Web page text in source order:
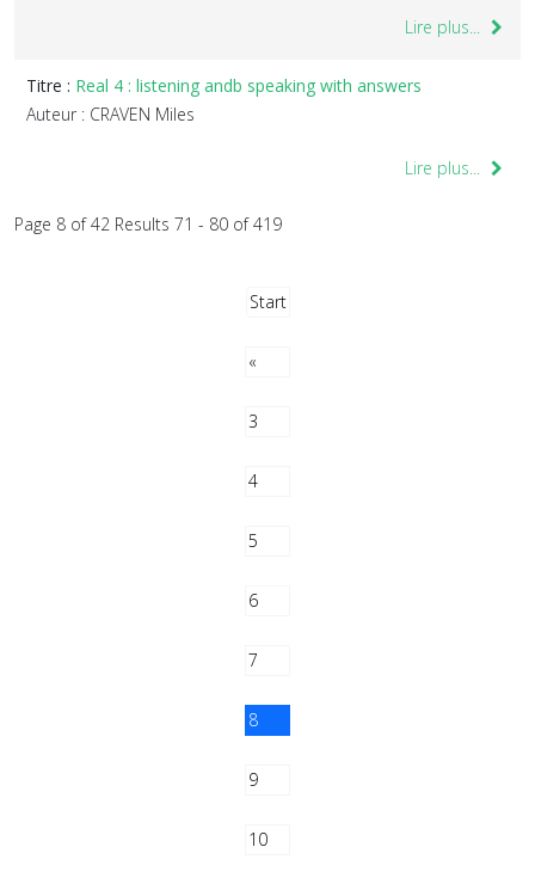
Lire plus...
Titre : Real 4 : listening andb speaking with answers
Auteur : CRAVEN Miles
Lire plus...
Page 8 of 42 Results 71 - 80 of 419
Start
«
3
4
5
6
7
8
9
10